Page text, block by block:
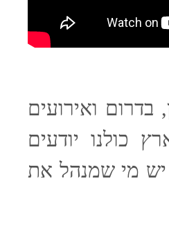
ואירועים
כולנו יודעים
מי שמנהל את